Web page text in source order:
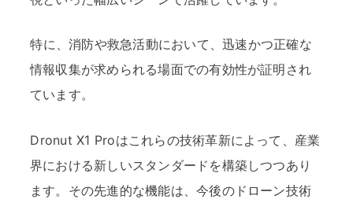
特に、消防や救急活動において、迅速かつ正確な
情報収集が求められる場面での有効性が証明され
ています。
Dronut X1 Proはこれらの技術革新によって、産業
界における新しいスタンダードを構築しつつあり
ます。その先進的な機能は、今後のドローン技術